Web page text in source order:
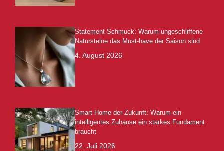
Statement-Schmuck: Warum ungeschliffene
Natursteine das Must-have der Saison sind
4. August 2026
Smart Home der Zukunft: Warum ein
intelligentes Zuhause ein starkes Fundament
braucht
22. Juli 2026